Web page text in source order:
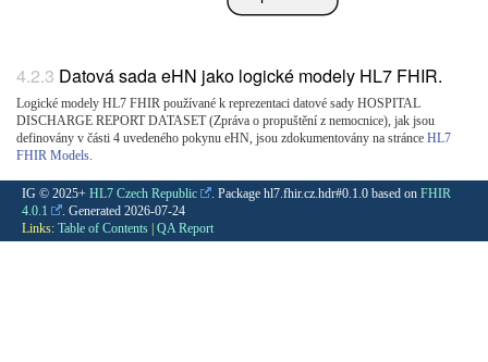
Datová sada eHN jako logické modely HL7 FHIR.
Logické modely HL7 FHIR používané k reprezentaci datové sady HOSPITAL
DISCHARGE REPORT DATASET (Zpráva o propuštění z nemocnice), jak jsou
definovány v části 4 uvedeného pokynu eHN, jsou zdokumentovány na stránce HL7
FHIR Models
IG © 2025+ HL7 Czech Republic . Package hl7.fhir.cz.hdr#0.1.0 based on FHIR
4.0.1
. Generated 2026-07-24
Links: Table of Contents | QA Report